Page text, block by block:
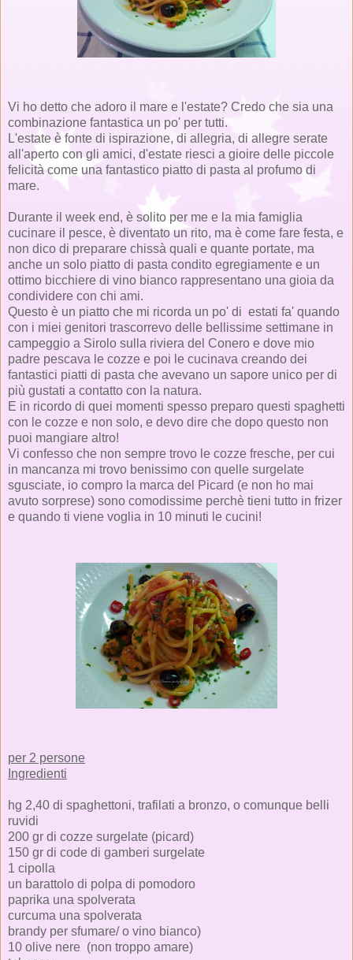
Vi ho detto che adoro il mare e l'estate? Credo che sia una
combinazione fantastica un po' per tutti.
L'estate è fonte di ispirazione, di allegria, di allegre serate
all'aperto con gli amici, d'estate riesci a gioire delle piccole
felicità come una fantastico piatto di pasta al profumo di
mare.
Durante il week end, è solito per me e la mia famiglia
cucinare il pesce, è diventato un rito, ma è come fare festa, e
non dico di preparare chissà quali e quante portate, ma
anche un solo piatto di pasta condito egregiamente e un
ottimo bicchiere di vino bianco rappresentano una gioia da
condividere con chi ami.
Questo è un piatto che mi ricorda un po' di estati fa' quando
con i miei genitori trascorrevo delle bellissime settimane in
campeggio a Sirolo sulla riviera del Conero e dove mio
padre pescava le cozze e poi le cucinava creando dei
fantastici piatti di pasta che avevano un sapore unico per di
più gustati a contatto con la natura.
E in ricordo di quei momenti spesso preparo questi spaghetti
con le cozze e non solo, e devo dire che dopo questo non
puoi mangiare altro!
Vi confesso che non sempre trovo le cozze fresche, per cui
in mancanza mi trovo benissimo con quelle surgelate
sgusciate, io compro la marca del Picard (e non ho mai
avuto sorprese) sono comodissime perchè tieni tutto in frizer
e quando ti viene voglia in 10 minuti le cucini!
per 2 persone
Ingredienti
hg 2,40 di spaghettoni, trafilati a bronzo, o comunque belli
ruvidi
200 gr di cozze surgelate (picard)
150 gr di code di gamberi surgelate
1 cipolla
un barattolo di polpa di pomodoro
paprika una spolverata
curcuma una spolverata
brandy per sfumare/ o vino bianco)
10 olive nere (non troppo amare)